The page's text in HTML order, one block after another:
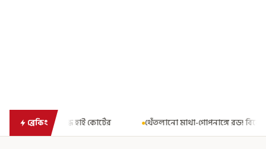
ব্রেকিংথেঁতলানো মাথা-গোপনাঙ্গে রড! বিজেপিশাসিত অসমে নাবালিকার